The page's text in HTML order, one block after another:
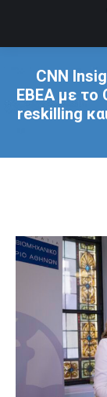
CNN
ΕΒΕΑ με το
reskilling